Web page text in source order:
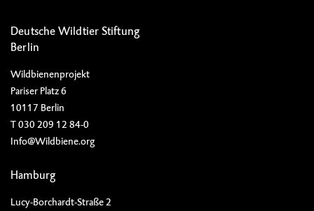
Deutsche Wildtier Stiftung
Berlin
Wildbienenprojekt
Pariser Platz 6
10117 Berlin
T 030 209 12 84-0
Info@Wildbiene.org
Hamburg
Lucy-Borchardt-Straße 2